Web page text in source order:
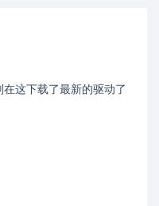
这下载了最新的驱动了